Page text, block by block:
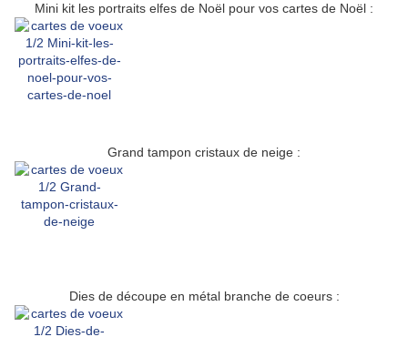
Mini kit les portraits elfes de Noël pour vos cartes de Noël :
Grand tampon cristaux de neige :
Dies de découpe en métal branche de coeurs :